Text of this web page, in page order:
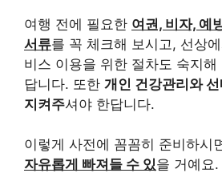
여행 전에 필요한 여권, 비자, 예
서류를 꼭 체크해 보시고, 선상
비스 이용을 위한 절차도 숙지
답니다. 또한 개인 건강관리와
지켜주셔야 한답니다.
이렇게 사전에 꼼꼼히 준비하시
자유롭게 빠져들 수 있을 거예요